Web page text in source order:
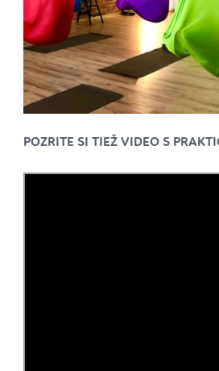
POZRITE SI TIEŽ VIDEO S